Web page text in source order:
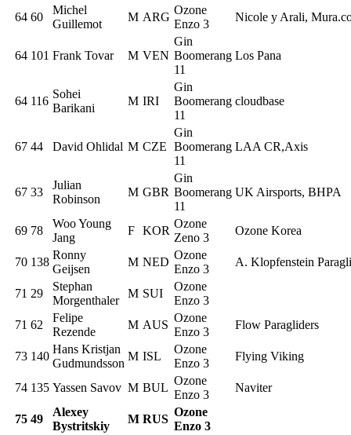
64 60
Michel
Guillemot
M ARG
Ozone
Enzo 3
Nicole y Arali,
64 101 Frank Tovar M VEN
Gin
Boomerang
11
Los Pana
64 116
Sohei
Barikani
M IRI
Gin
Boomerang
11
cloudbase
67 44 David Ohlidal M CZE
Gin
Boomerang
11
LAA CR,Axis
67 33
Julian
Robinson
M GBR
Gin
Boomerang
11
UK Airsports, BHPA
69 78
Woo Young
Jang
F KOR
Ozone
Zeno 3
Ozone Korea
70 138
Ronny
Geijsen
M NED
Ozone
Enzo 3
A. Klopfenstein
71 29
Stephan
Morgenthaler
M SUI
Ozone
Enzo 3
71 62
Felipe
Rezende
M AUS
Ozone
Enzo 3
Flow Paragliders
73 140
Hans Kristjan
Gudmundsson
M ISL
Ozone
Enzo 3
Flying Viking
74 135 Yassen Savov M BUL
Ozone
Enzo 3
Naviter
75 49
Alexey
Bystritskiy
M RUS
Ozone
Enzo 3